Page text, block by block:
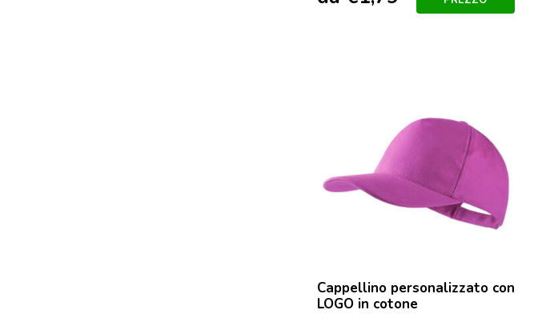
Cappellino personalizzato con
LOGO in cotone